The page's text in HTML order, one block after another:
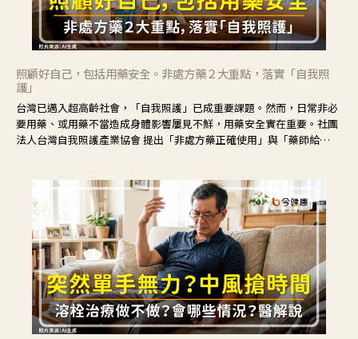
照顧好自己，包括用藥安全。非處方藥２大重點，落實「自我照
護」
台灣已邁入超高齡社會，「自我照護」已成重要課題。然而，日常非必
要用藥、或用藥不當造成身體影響屢見不鮮，用藥安全實在重要。社團
法人台灣自我照護產業協會 提出「非處方藥正確使用」與「藥師給